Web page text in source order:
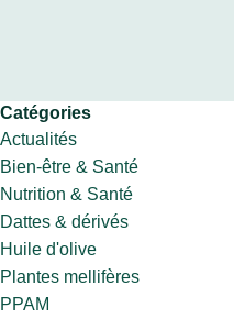
Catégories
Actualités
Bien-être & Santé
Nutrition & Santé
Dattes & dérivés
Huile d'olive
Plantes mellifères
PPAM